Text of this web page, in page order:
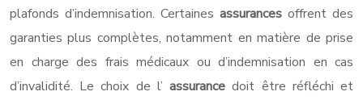
plafonds d’indemnisation. Certaines assurances offrent des
garanties plus complètes, notamment en matière de prise
en charge des frais médicaux ou d’indemnisation en cas
d’invalidité. Le choix de l’assurancedoit être réfléchi et